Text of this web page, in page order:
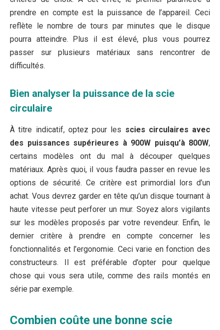
prendre en compte est la puissance de l’appareil. Ceci
reflète le nombre de tours par minutes que le disque
pourra atteindre. Plus il est élevé, plus vous pourrez
passer sur plusieurs matériaux sans rencontrer de
difficultés.
Bien analyser la puissance de la scie
circulaire
À titre indicatif, optez pour les scies circulaires avec
des puissances supérieures à 900W puisqu’à 800W,
certains modèles ont du mal à découper quelques
matériaux. Après quoi, il vous faudra passer en revue les
options de sécurité. Ce critère est primordial lors d’un
achat. Vous devrez garder en tête qu’un disque tournant à
haute vitesse peut perforer un mur. Soyez alors vigilants
sur les modèles proposés par votre revendeur. Enfin, le
dernier critère à prendre en compte concerner les
fonctionnalités et l’ergonomie. Ceci varie en fonction des
constructeurs. Il est préférable d’opter pour quelque
chose qui vous sera utile, comme des rails montés en
série par exemple.
Combien coûte une bonne scie